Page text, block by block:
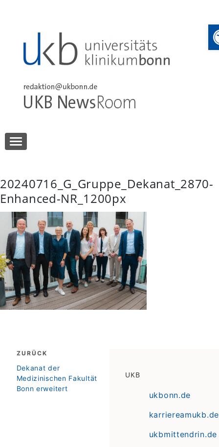
UKB NewsRoom
20240716_G_Gruppe_Dekanat_2870-
Enhanced-NR_1200px
Beitragsnavigation
ZURÜCK
zurück
Dekanat der
Medizinischen Fakultät
Bonn erweitert
UKB
ukbonn.de
karriereamukb.de
ukbmittendrin.de